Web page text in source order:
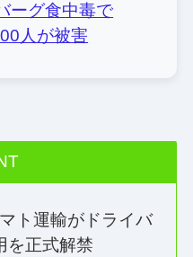
ーグ食中毒で
人が被害
ト運輸がドライバ
を正式解禁